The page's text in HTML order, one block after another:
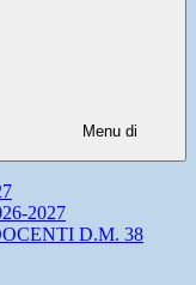
Menu di
2027
D.M. 38